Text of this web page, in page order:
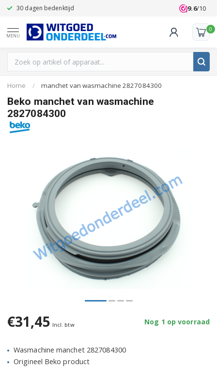
30 dagen bedenktijd Klanten
9.6/10
MENU
0
Home / manchet van wasmachine 2827084300
Beko manchet van wasmachine
2827084300
€31,45 Incl. btw Nog 1 op voorraad
Wasmachine manchet 2827084300
Origineel Beko product